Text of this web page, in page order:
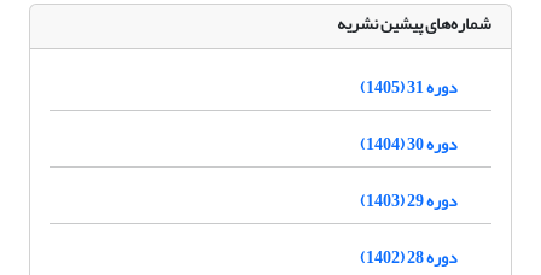
شماره‌های پیشین نشریه
دوره 31 (1405)
دوره 30 (1404)
دوره 29 (1403)
دوره 28 (1402)